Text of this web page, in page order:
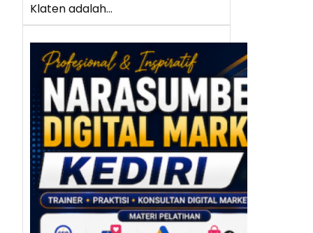
Klaten adalah…